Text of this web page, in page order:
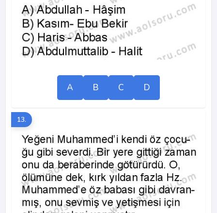
A B C D
13.